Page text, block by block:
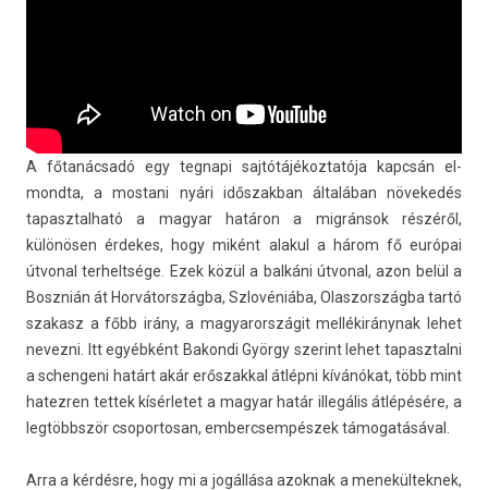
A főtanácsadó egy teg­napi saj­tótájékoz­tatója kapcsán el­
mondta, a mos­tani nyári idős­zakban általában növekedés
tapasztal­ható a magyar határon a migránsok részéről,
különösen érdekes, hogy miként al­akul a három fő európai
útvon­al ter­heltsége. Ezek közül a balkáni útvon­al, azon belül a
Bosznián át Horvátországba, Szlovéniába, Olas­zország­ba tartó
szakasz a főbb irány, a magyarországit mellékiránynak lehet
nevez­ni. Itt egyébként Bakon­di György szerint lehet tapasztal­ni
a schen­geni határt akár erős­zakk­al átlépni kívánókat, több mint
hatezr­en tet­tek kísér­letet a magyar határ illegális átlépésére, a
legtöbbször csopor­tosan, em­bercsem­pészek támogatásával.
Arra a kérdésre, hogy mi a jogállása azok­nak a menekül­teknek,